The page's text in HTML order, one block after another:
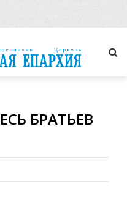
БРАТЬЕВ